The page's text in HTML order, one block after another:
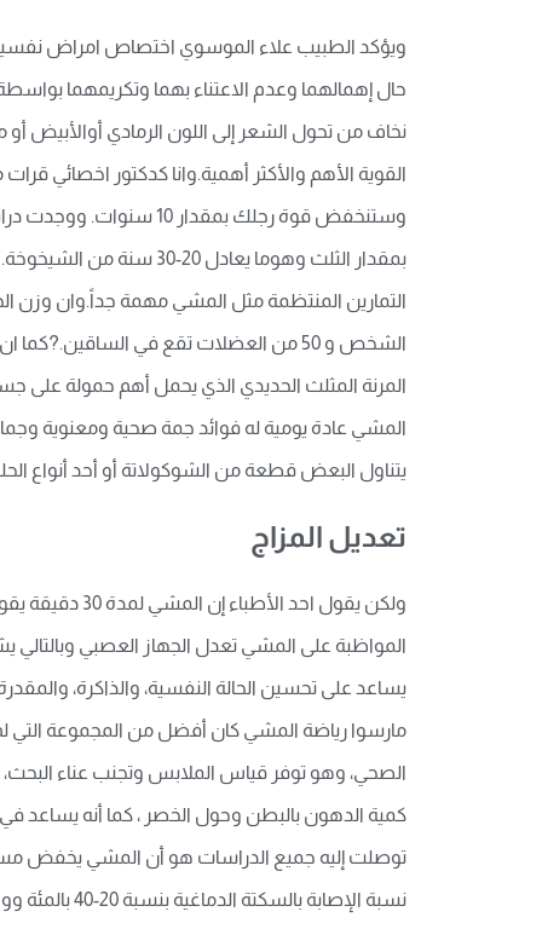
ويؤكد الطبيب علاء الموسوي اختصاص امراض
حال إهمالهما وعدم الاعتناء بهما وتكريمهما
نخاف من تحول الشعر إلى اللون الرمادي أوالأبيض
القوية الأهم والأكثر أهمية.وانا كدكتور اخصائي
وستنخفض قوة رجلك
بمقدار الثلث وهوما
الشخص و 50 من العضلات تقع في
المشي عادة يومية له فوائد جمة صحية ومعنوية
يتناول البعض قطعة من الشوكولاتة أو أحد أنواع
تعديل المزاج
ولكن يقول
يساعد على تحسين الحالة النفسية، والذاكرة،
مارسوا رياضة المشي كان أفضل من المجموعة التي لم
الصحي، وهو توفر قياس الملابس وتجنب عناء
كمية الدهون بالبطن وحول الخصر ، كما أنه يساعد